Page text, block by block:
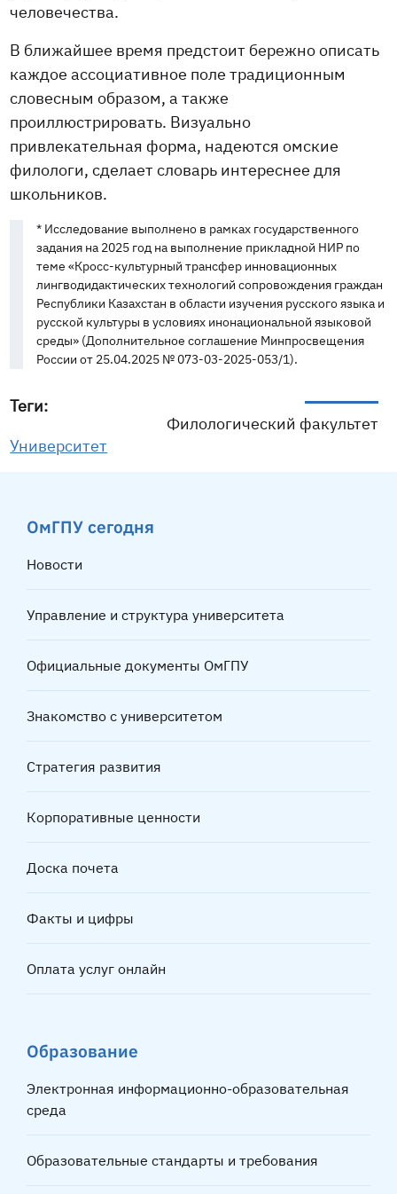
человечества.
В ближайшее время предстоит бережно описать
каждое ассоциативное поле традиционным
словесным образом, а также
проиллюстрировать. Визуально
привлекательная форма, надеются омские
филологи, сделает словарь интереснее для
школьников.
* Исследование выполнено в рамках государственного
задания на 2025 год на выполнение прикладной НИР по
теме «Кросс-культурный трансфер инновационных
лингводидактических технологий сопровождения граждан
Республики Казахстан в области изучения русского языка и
русской культуры в условиях инонациональной языковой
среды» (Дополнительное соглашение Минпросвещения
России от 25.04.2025 № 073-03-2025-053/1).
Филологический факультет
Теги:
Университет
ОмГПУ сегодня
Новости
Управление и структура университета
Официальные документы ОмГПУ
Знакомство с университетом
Стратегия развития
Корпоративные ценности
Доска почета
Факты и цифры
Оплата услуг онлайн
Образование
Электронная информационно-образовательная
среда
Образовательные стандарты и требования